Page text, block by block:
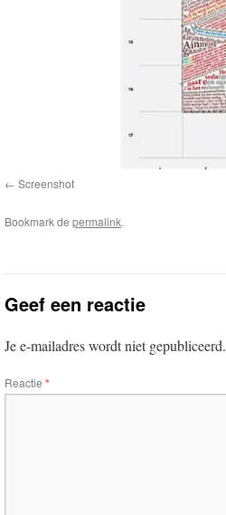
Screenshot
Bookmark de permalink.
Geef een reactie
Je e-mailadres wordt niet gepubliceerd.
Reactie *